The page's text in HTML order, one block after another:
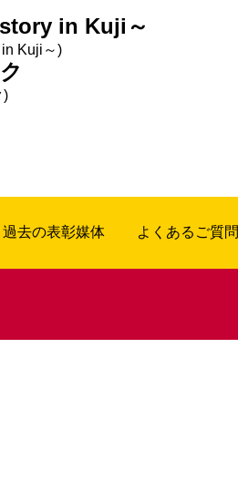
in Kuji～
Kuji～)
)
過去の表彰媒体 よくあるご質問